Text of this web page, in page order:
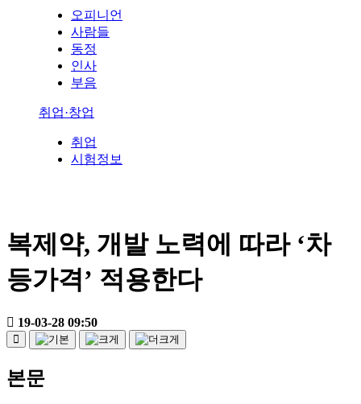
오피니언
사람들
동정
인사
부음
취업·창업
취업
시험정보
복제약, 개발 노력에 따라 ‘차
등가격’ 적용한다
19-03-28 09:50
본문